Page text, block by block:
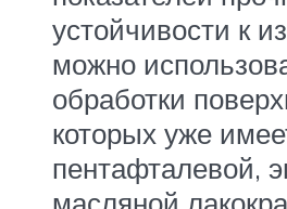
устойчивости к
можно
обработки
которых уже
пентафталевой,